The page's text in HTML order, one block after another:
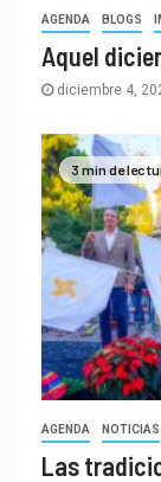
AGENDA BLOGS
Aquel
diciembre 4,
3 min de
AGENDA NOTICIAS
Las